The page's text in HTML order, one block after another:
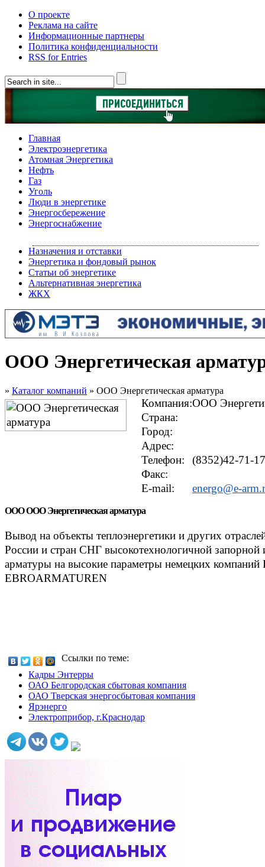
О проекте
Реклама на сайте
Информационные партнеры
Политика конфиденциальности
RSS for Entries
Главная
Электроэнергетика
Атомная Энергетика
Нефть
Газ
Уголь
Люди в энергетике
Энергосбережение
Энергоснабжение
Назначения и отставки
Энергетика и фондовый рынок
Статьи об энергетике
Альтернативная энергетика
ЖКХ
ООО Энергетическая
» Каталог компаний » ООО Энергетическая арматура
Компания:ООО
Страна:
Город:
Адрес:
Телефон:
(8352)42-71-
Факс:
E-mail:
energo@e-
ООО ООО Энергетическая арматура
Вывод на объекты теплоэнергетики и других
России и стран СНГ высокотехнологичной
арматуры на высокие параметры немецких
EBROARMATUREN
Ссылки по теме:
Кадры Энтерры
ОАО Белгородская сбытовая компания
ОАО Тверская энергосбытовая компания
Ярэнерго
Электроприбор, г.Краснодар